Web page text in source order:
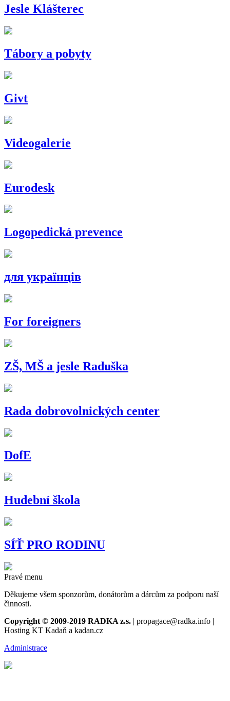
Jesle Klášterec
Tábory a pobyty
Givt
Videogalerie
Eurodesk
Logopedická prevence
для українців
For foreigners
ZŠ, MŠ a jesle Raduška
Rada dobrovolnických center
DofE
Hudební škola
SÍŤ PRO RODINU
Pravé menu
Děkujeme všem sponzorům, donátorům a dárcům za podporu naší
činnosti.
Copyright © 2009-2019 RADKA z.s. | propagace@radka.info |
Hosting KT Kadaň a kadan.cz
Administrace